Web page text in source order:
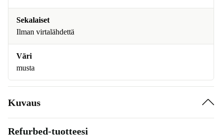
Sekalaiset
Ilman virtalähdettä
Väri
musta
Kuvaus
Refurbed-tuotteesi